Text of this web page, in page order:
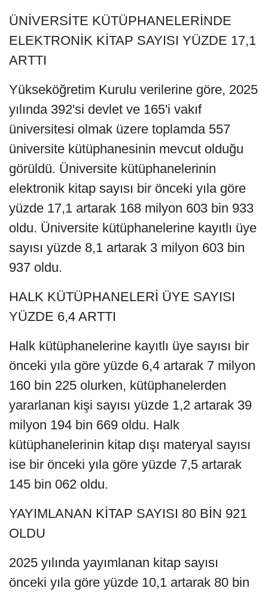
ÜNİVERSİTE KÜTÜPHANELERİNDE
ELEKTRONİK KİTAP SAYISI YÜZDE 17,1
ARTTI
Yükseköğretim Kurulu verilerine göre, 2025
yılında 392'si devlet ve 165'i vakıf
üniversitesi olmak üzere toplamda 557
üniversite kütüphanesinin mevcut olduğu
görüldü. Üniversite kütüphanelerinin
elektronik kitap sayısı bir önceki yıla göre
yüzde 17,1 artarak 168 milyon 603 bin 933
oldu. Üniversite kütüphanelerine kayıtlı üye
sayısı yüzde 8,1 artarak 3 milyon 603 bin
937 oldu.
HALK KÜTÜPHANELERİ ÜYE SAYISI
YÜZDE 6,4 ARTTI
Halk kütüphanelerine kayıtlı üye sayısı bir
önceki yıla göre yüzde 6,4 artarak 7 milyon
160 bin 225 olurken, kütüphanelerden
yararlanan kişi sayısı yüzde 1,2 artarak 39
milyon 194 bin 669 oldu. Halk
kütüphanelerinin kitap dışı materyal sayısı
ise bir önceki yıla göre yüzde 7,5 artarak
145 bin 062 oldu.
YAYIMLANAN KİTAP SAYISI 80 BİN 921
OLDU
2025 yılında yayımlanan kitap sayısı
önceki yıla göre yüzde 10,1 artarak 80 bin